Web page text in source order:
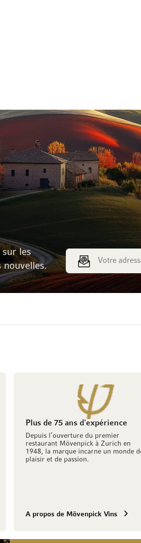
sur les
nouvelles.
Adresse e-mail
Plus de 75 ans d'expérience
Depuis l’ouverture du premier
restaurant Mövenpick à Zurich en
1948, la marque incarne un monde
plaisir et de passion.
A propos de Mövenpick Vins